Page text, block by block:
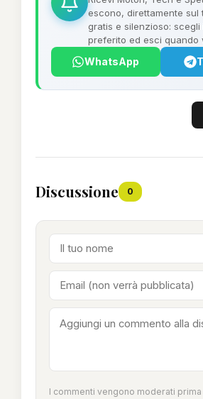
escono, direttamente sul
gratis e silenzioso:
preferito ed esci quando
WhatsApp
Discussione 0
I commenti vengono moderati